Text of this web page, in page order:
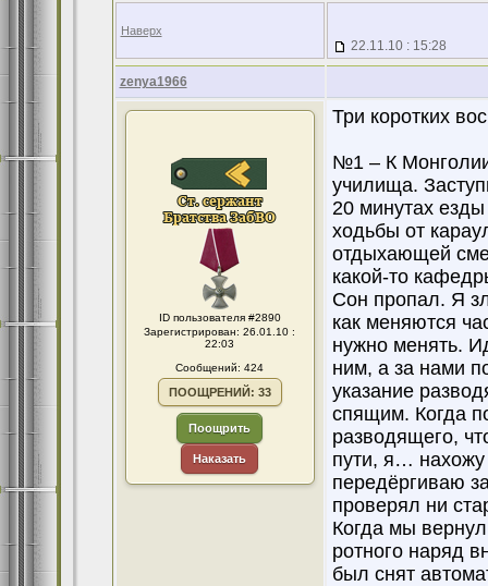
Наверх
22.11.10 : 15:28
zenya1966
ID пользователя #2890
Зарегистрирован: 26.01.10 :
22:03
Сообщений: 424
ПООЩРЕНИЙ: 33
Поощрить
Наказать
Три коротких
№1 – К Монголии
училища.
20 минутах
ходьбы от
отдыхающей
какой-то
Сон пропал. Я
как меняются
нужно менять.
ним, а за нами
указание
спящим. Когда
разводящего,
пути, я…
передёргиваю
проверял ни
Когда мы
ротного наряд
был снят